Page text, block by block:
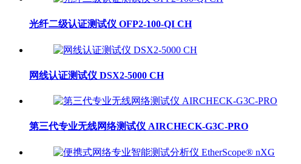
光纤二级认证测试仪 OFP2-100-QI CH
网线认证测试仪 DSX2-5000 CH
第三代专业无线网络测试仪 AIRCHECK-G3C-PRO